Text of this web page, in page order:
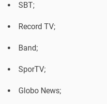
SBT;
Record TV;
Band;
SporTV;
Globo News;